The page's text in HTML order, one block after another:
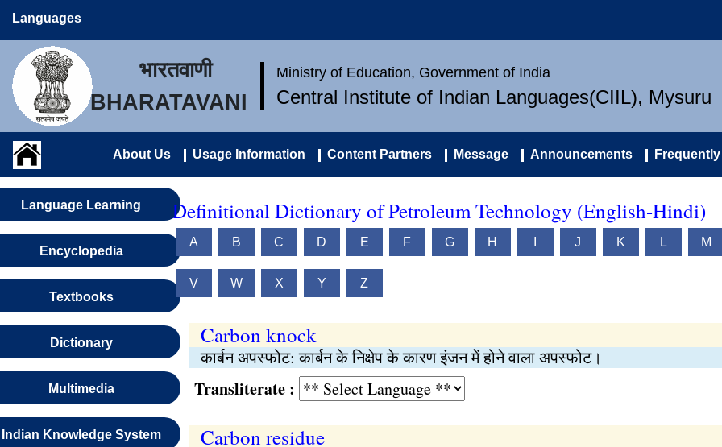
Languages
भारतवाणी
BHARATAVANI
Ministry of Education, Government of India
Central Institute of Indian Languages(CIIL), Mysuru
About Us Usage Information Content Partners Message Announcements
Language Learning
Encyclopedia
Textbooks
Dictionary
Multimedia
Indian Knowledge System
Definitional Dictionary of Petroleum Technology (English-Hindi)
A B C D E F G H J K L M
V W X Y Z
Carbon knock
कार्बन अपस्फोट: कार्बन के निक्षेप के कारण इंजन में होने वाला अपस्फोट।
Transliterate :
Carbon residue